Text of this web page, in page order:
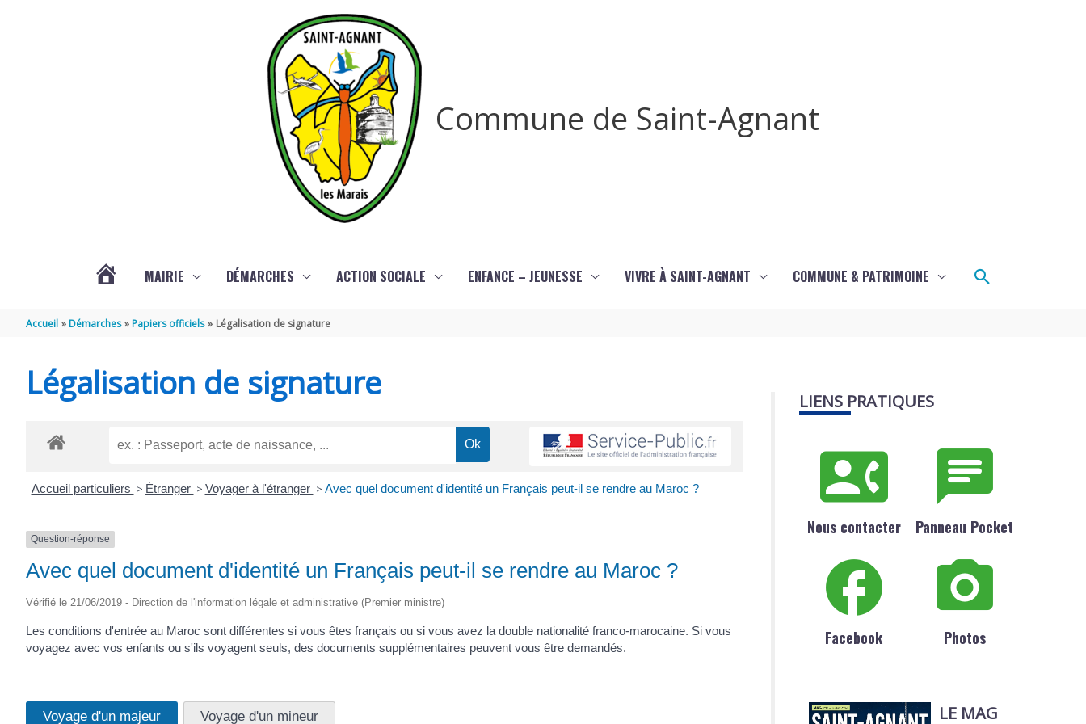
Commune de Saint-Agnant
MAIRIE DÉMARCHES ACTION SOCIALE ENFANCE – JEUNESSE VIVRE À SAINT-AGNANT COMMUNE & PATRIMOINE Rechercher
Accueil Démarches Papiers officiels Légalisation de signature
Légalisation de signature
Accueil particuliers > Étranger > Voyager à l'étranger > Avec quel document d'identité un Français peut-il se rendre au Maroc ?
Question-réponse
Avec quel document d'identité un Français peut-il se rendre au Maroc ?
Vérifié le 21/06/2019 - Direction de l'information légale et administrative (Premier ministre)
Les conditions d'entrée au Maroc sont différentes si vous êtes français ou si vous avez la double nationalité franco-marocaine. Si vous
voyagez avec vos enfants ou s'ils voyagent seuls, des documents supplémentaires peuvent vous être demandés.
Voyage d'un majeur Voyage d'un mineur
LIENS PRATIQUES
Nous contacter Panneau Pocket
Facebook Photos
LE MAG